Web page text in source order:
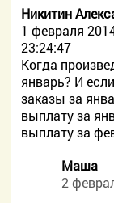
Никитин
1 февраля
23:24:47
Когда
январь? И
заказы за
выплату за
выплату за
Маша
2